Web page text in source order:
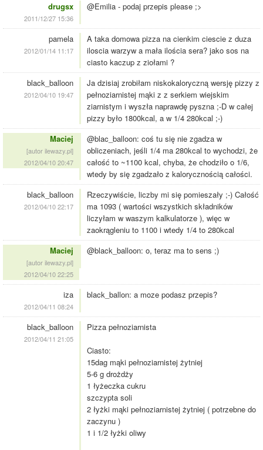
drugsx
2011/12/27 15:36
@Emilia - podaj przepis please ;>
pamela
2012/01/14 11:17
A taka domowa pizza na cienkim ciescie z duza
iloscia warzyw a mała ilościa sera? jako sos na
ciasto kaczup z ziołami ?
black_balloon
2012/04/10 19:47
Ja dzisiaj zrobiłam niskokaloryczną wersję pizzy z
pełnoziarnistej mąki z z serkiem wiejskim
ziarnistym i wyszła naprawdę pyszna ;-D w całej
pizzy było 1800kcal, a w 1/4 280kcal ;-)
Maciej
[autor ilewazy.pl]
2012/04/10 20:47
@blac_balloon: coś tu się nie zgadza w
obliczeniach, jeśli 1/4 ma 280kcal to wychodzi, że
całość to ~1100 kcal, chyba, że chodziło o 1/6,
wtedy by się zgadzało z kalorycznością całości.
black_balloon
2012/04/10 22:17
Rzeczywiście, liczby mi się pomieszały ;-) Całość
ma 1093 ( wartości wszystkich składników
liczyłam w waszym kalkulatorze ), więc w
zaokrągleniu to 1100 i wtedy 1/4 to 280kcal
Maciej
[autor ilewazy.pl]
2012/04/10 22:25
@black_balloon: o, teraz ma to sens ;)
iza
2012/04/11 08:24
black_ballon: a moze podasz przepis?
black_balloon
2012/04/11 21:05
Pizza pełnoziarnista
Ciasto:
15dag mąki pełnoziarnistej żytniej
5-6 g drożdży
1 łyżeczka cukru
szczypta soli
2 łyżki mąki pełnoziarnistej żytniej ( potrzebne do
zaczynu )
1 i 1/2 łyżki oliwy